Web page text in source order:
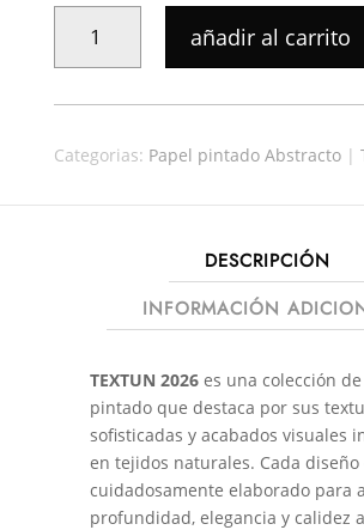
PINTADO
TEXTUM
24401
añadir al carrito
Categorias: Papel pintado Abstracto|
DESCRIPCIÓN
INFORMACIÓN
TEXTUN 2026es una colección
pintado que destaca por sus
sofisticadas y acabados visuales
en tejidos naturales. Cada diseño
cuidadosamente elaborado para
profundidad, elegancia y calidez